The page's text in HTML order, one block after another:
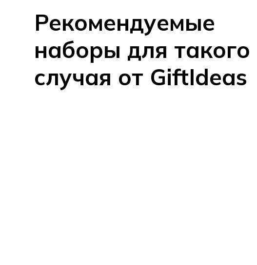
Рекомендуемые
наборы для такого
случая от GiftIdeas